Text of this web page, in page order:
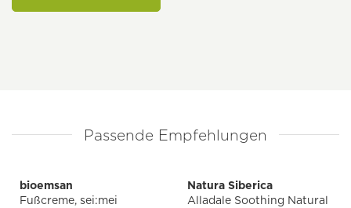
Passende Empfehlungen
bioemsan
Fußcreme, sei:mei
Natura Siberica
Alladale Soothing Natural